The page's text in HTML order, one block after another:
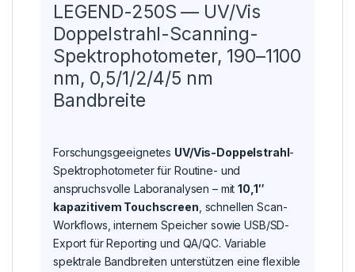
LEGEND-250S — UV/Vis
Doppelstrahl-Scanning-
Spektrophotometer, 190–1100
nm, 0,5/1/2/4/5 nm
Bandbreite
Forschungsgeeignetes UV/Vis-Doppelstrahl-
Spektrophotometer für Routine- und
anspruchsvolle Laboranalysen – mit10,1″
kapazitivem Touchscreen , schnellen Scan-
Workflows, internem Speicher sowie USB/SD-
Export für Reporting und QA/QC. Variable
spektrale Bandbreiten unterstützen eine flexible